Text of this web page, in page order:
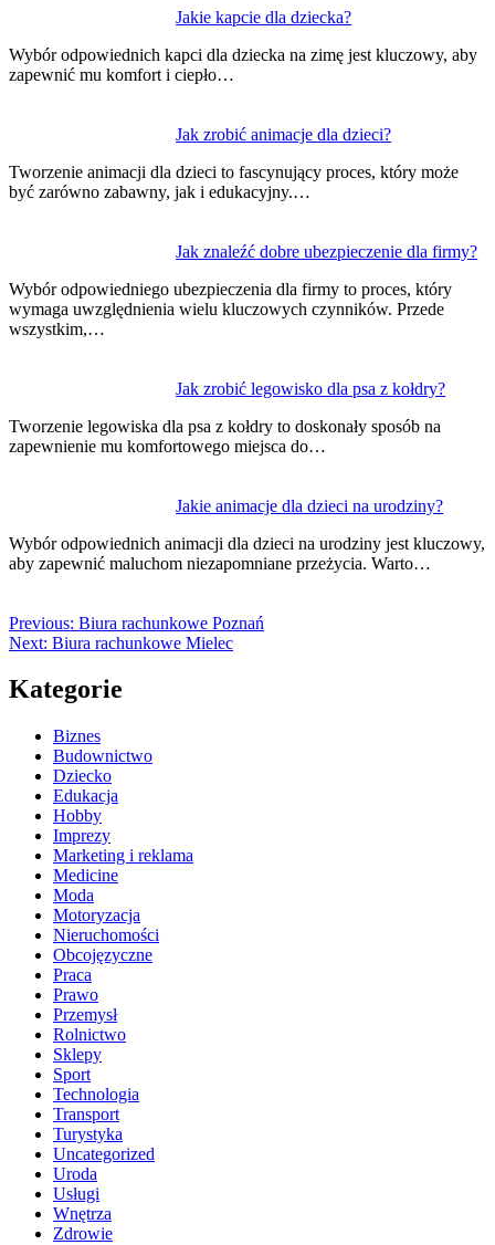
Jakie kapcie dla dziecka?
Wybór odpowiednich kapci dla dziecka na zimę jest kluczowy, aby
zapewnić mu komfort i ciepło…
Jak zrobić animacje dla dzieci?
Tworzenie animacji dla dzieci to fascynujący proces, który może
być zarówno zabawny, jak i edukacyjny.…
Jak znaleźć dobre ubezpieczenie dla firmy?
Wybór odpowiedniego ubezpieczenia dla firmy to proces, który
wymaga uwzględnienia wielu kluczowych czynników. Przede
wszystkim,…
Jak zrobić legowisko dla psa z kołdry?
Tworzenie legowiska dla psa z kołdry to doskonały sposób na
zapewnienie mu komfortowego miejsca do…
Jakie animacje dla dzieci na urodziny?
Wybór odpowiednich animacji dla dzieci na urodziny jest kluczowy,
aby zapewnić maluchom niezapomniane przeżycia. Warto…
wpisu
Previous: Biura rachunkowe Poznań
Next: Biura rachunkowe Mielec
Kategorie
Biznes
Budownictwo
Dziecko
Edukacja
Hobby
Imprezy
Marketing i reklama
Medicine
Moda
Motoryzacja
Nieruchomości
Obcojęzyczne
Praca
Prawo
Przemysł
Rolnictwo
Sklepy
Sport
Technologia
Transport
Turystyka
Uncategorized
Uroda
Usługi
Wnętrza
Zdrowie